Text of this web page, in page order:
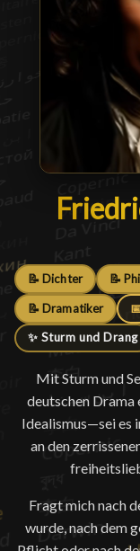
📝 Dichter 📝
📝 Dramatiker
✨ Sturm und Drang
Mit Sturm und
deutschen Drama
Idealismus—sei es
an den
Fragt mich nach
wurde, nach dem